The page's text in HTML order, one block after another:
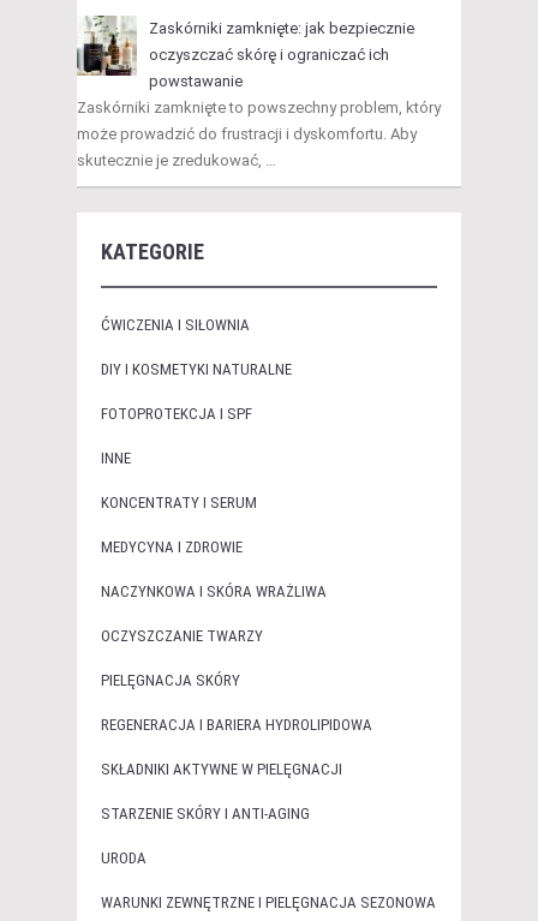
Zaskórniki zamknięte: jak bezpiecznie
oczyszczać skórę i ograniczać ich
powstawanie
Zaskórniki zamknięte to powszechny problem, który
może prowadzić do frustracji i dyskomfortu. Aby
skutecznie je zredukować, …
KATEGORIE
ĆWICZENIA I SIŁOWNIA
DIY I KOSMETYKI NATURALNE
FOTOPROTEKCJA I SPF
INNE
KONCENTRATY I SERUM
MEDYCYNA I ZDROWIE
NACZYNKOWA I SKÓRA WRAŻLIWA
OCZYSZCZANIE TWARZY
PIELĘGNACJA SKÓRY
REGENERACJA I BARIERA HYDROLIPIDOWA
SKŁADNIKI AKTYWNE W PIELĘGNACJI
STARZENIE SKÓRY I ANTI-AGING
URODA
WARUNKI ZEWNĘTRZNE I PIELĘGNACJA SEZONOWA